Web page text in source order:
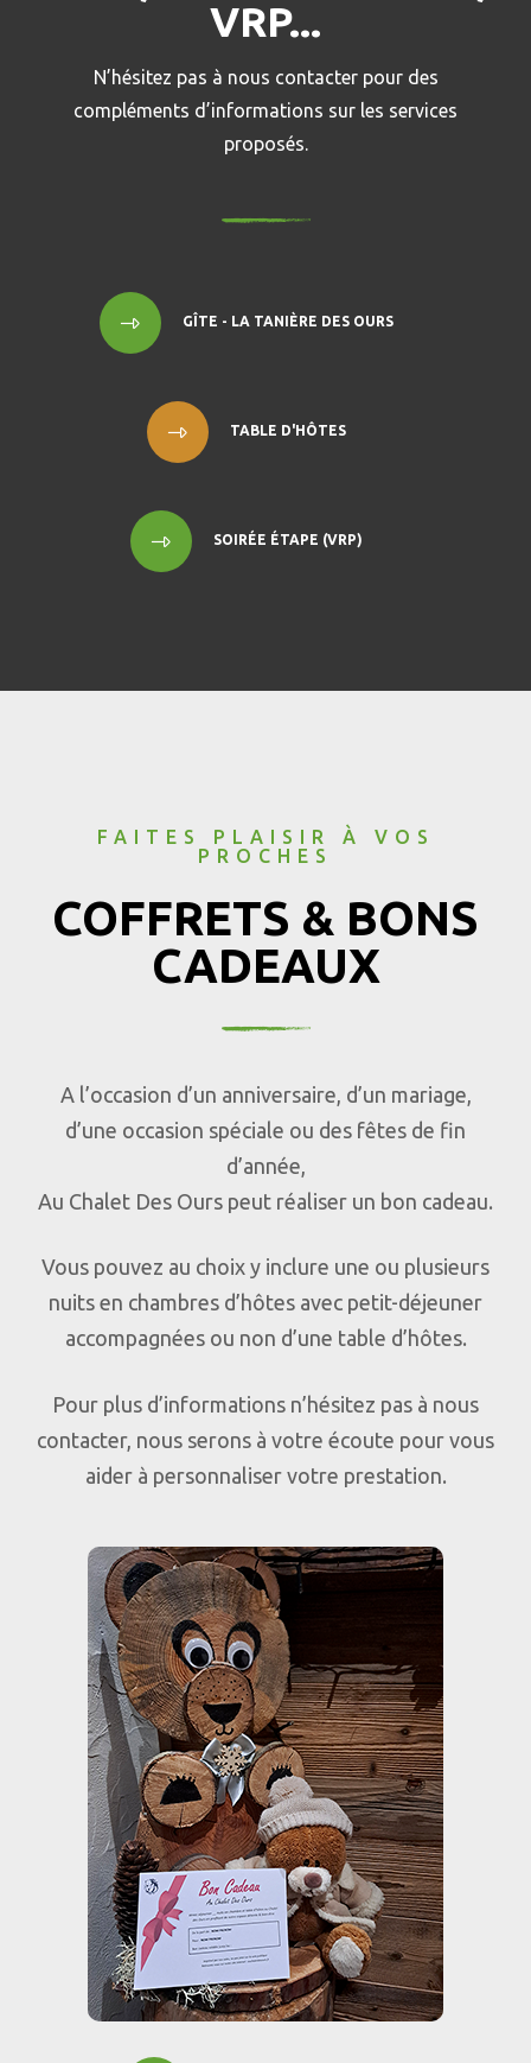
VRP...
N’hésitez pas à nous contacter pour des
compléments d’informations sur les services
proposés.
GÎTE - LA TANIÈRE DES OURS
TABLE D'HÔTES
SOIRÉE ÉTAPE (VRP)
FAITES PLAISIR À VOS
PROCHES
COFFRETS & BONS
CADEAUX
A l’occasion d’un anniversaire, d’un mariage,
d’une occasion spéciale ou des fêtes de fin
d’année,
Au Chalet Des Ours peut réaliser un bon cadeau.
Vous pouvez au choix y inclure une ou plusieurs
nuits en chambres d’hôtes avec petit-déjeuner
accompagnées ou non d’une table d’hôtes.
Pour plus d’informations n’hésitez pas à nous
contacter, nous serons à votre écoute pour vous
aider à personnaliser votre prestation.